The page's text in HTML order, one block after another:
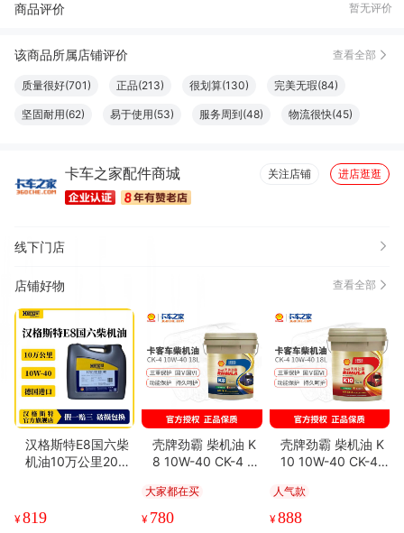
商品评价 暂无评价
该商品所属店铺评价 查看全部
质量很好(701) 正品(213) 很划算(130) 完美无瑕(84)
坚固耐用(62) 易于使用(53) 服务周到(48) 物流很快(45)
包装很好(11) 方便实用(11) 清洁干净(11)
安装便捷(10) 外观好看(10)
卡车之家配件商城 关注店铺 进店逛逛
线下门店
店铺好物 查看全部
汉格斯特E8国六柴
机油10万公里20L
¥819
壳牌劲霸 柴机油 K
8 10W-40 CK-4 18
大家都在买
¥ 780
壳牌劲霸 柴机油 K
10 10W-40 CK-4 1
人气款
¥888